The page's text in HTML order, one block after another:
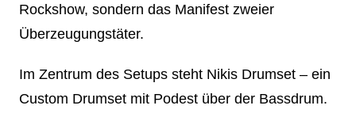
Rockshow, sondern das Manifest zweier
Überzeugungstäter.
Im Zentrum des Setups steht Nikis Drumset – ein
Custom Drumset mit Podest über der Bassdrum.